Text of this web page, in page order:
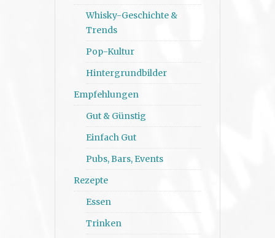
Whisky-Geschichte &
Trends
Pop-Kultur
Hintergrundbilder
Empfehlungen
Gut & Günstig
Einfach Gut
Pubs, Bars, Events
Rezepte
Essen
Trinken